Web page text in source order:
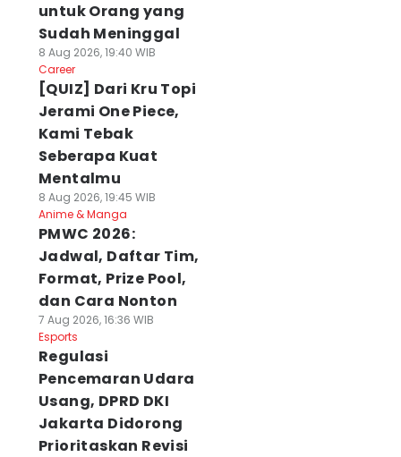
untuk Orang yang
Sudah Meninggal
8 Aug 2026, 19:40 WIB
Career
[QUIZ] Dari Kru Topi
Jerami One Piece,
Kami Tebak
Seberapa Kuat
Mentalmu
8 Aug 2026, 19:45 WIB
Anime & Manga
PMWC 2026:
Jadwal, Daftar Tim,
Format, Prize Pool,
dan Cara Nonton
7 Aug 2026, 16:36 WIB
Esports
Regulasi
Pencemaran Udara
Usang, DPRD DKI
Jakarta Didorong
Prioritaskan Revisi